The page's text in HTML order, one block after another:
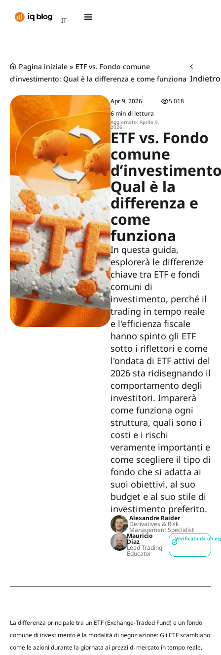
IT
TH
Pagina iniziale » ETF vs. Fondo comune
d’investimento: Qual è la differenza e come funziona Indietro
Apr 9, 2026
6 min di lettura
Aggiornato: Aprile 9,
2026
5.018
ETF vs. Fondo
comune
Qual è la
differenza e
come
funziona
In questa guida,
esplorerà le differenze
chiave tra ETF e fondi
comuni di
investimento, perché il
trading in tempo reale
e l'efficienza fiscale
hanno spinto gli ETF
sotto i riflettori e come
l'ondata di ETF attivi del
2026 sta ridisegnando il
comportamento degli
investitori. Imparerà
come funziona ogni
struttura, quali sono i
costi e i rischi
veramente importanti e
come scegliere il tipo di
fondo che si adatta ai
suoi obiettivi, al suo
budget e al suo stile di
investimento preferito.
Alexandre Raider
Derivatives & Risk
Management Specialist
Mauricio
Diaz
Lead Trading
Educator
Verificato da un
La differenza principale tra un ETF (Exchange-Traded Fund) e un fondo
comune di investimento è la modalità di negoziazione: Gli ETF scambiano
come le azioni durante la giornata ai prezzi di mercato in tempo reale,